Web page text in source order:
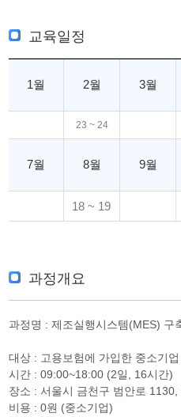
교육일정
1월 2월 3월
23 ~ 24
7월 8월 9월
18 ~ 19
과정개요
과정명 : 제조실행시스템(MES) 구
대상 : 고용보험에 가입한 중소기
시간 : 09:00~18:00 (2일, 16시간)
장소 : 서울시 금천구 범안로
비용 : 0원 (중소기업)